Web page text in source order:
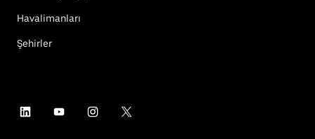
Havalimanları
Şehirler